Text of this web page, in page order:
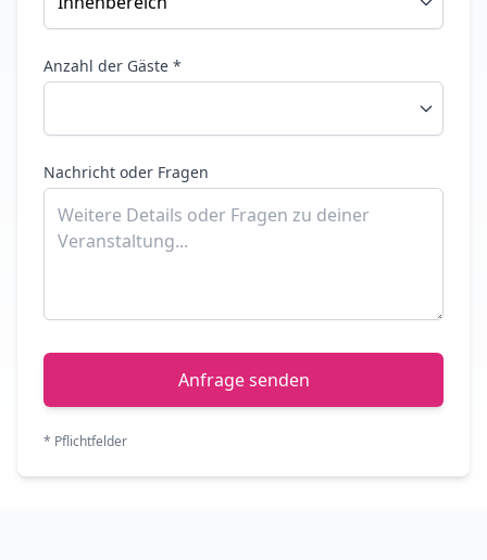
Anzahl der Gäste *
Nachricht oder Fragen
Anfrage senden
* Pflichtfelder